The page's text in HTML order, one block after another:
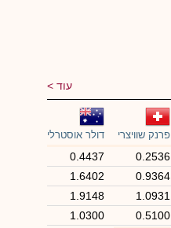
עוד
פרנק שוויצרי דולר אוסטרלי
0.2536
0.4437
0.9364
1.6402
1.0931
1.9148
0.5100
1.0300